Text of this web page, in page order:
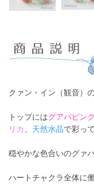
クァン・イン（観音）
トップにはグアバピン
リカ
天然水晶で彩っ
穏やかな色合いのグァ
ハートチャクラ全体に